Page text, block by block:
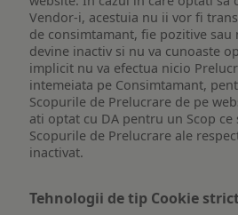
Vendor-i, acestuia nu ii vor fi
de consimtamant, fie pozitive sau
devine inactiv si nu va cunoaste
implicit nu va efectua nicio
intemeiata pe Consimtamant,
Scopurile de Prelucrare de pe
ati optat cu DA pentru un Scop
Scopurile de Prelucrare ale
inactivat.
Tehnologii de tip Cookie